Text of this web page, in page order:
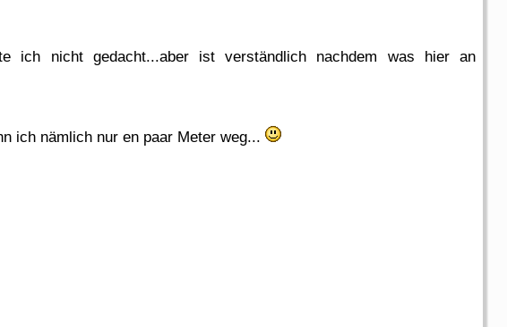
ich nicht gedacht...aber ist verständlich nachdem was hier an
ich nämlich nur en paar Meter weg...